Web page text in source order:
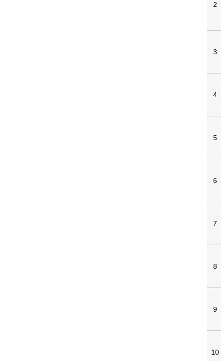
2
3
4
5
6
7
8
9
10